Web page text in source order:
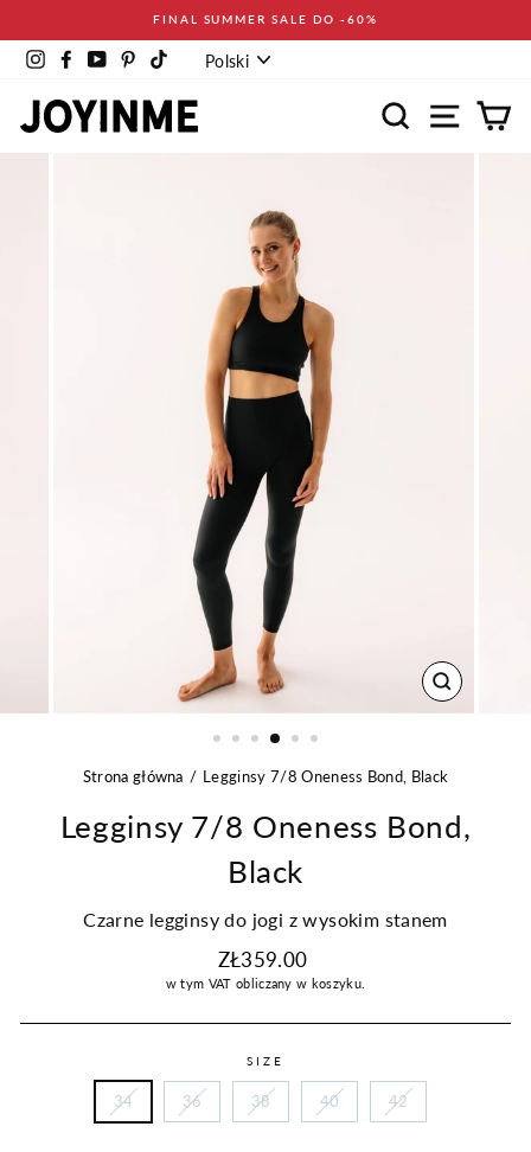
FINAL SUMMER SALE DO -60%
InstagramFacebookYouTubePinterestTikTokJęzyk
Polski
Wyszukaj
ZAMKNIJ
Strona główna Legginsy 7/8 Oneness Bond, Black
Legginsy 7/8 Oneness Bond,
Black
Czarne legginsy do jogi z wysokim stanem
Regularna
cena
ZŁ359.00
w tym VAT obliczany w koszyku.
SIZE
34 36 38 40 42